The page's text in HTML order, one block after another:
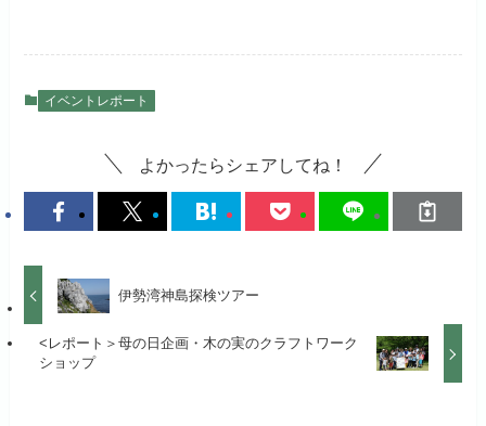
イベントレポート
よかったらシェアしてね！
伊勢湾神島探検ツアー
<レポート＞母の日企画・木の実のクラフトワーク
ショップ